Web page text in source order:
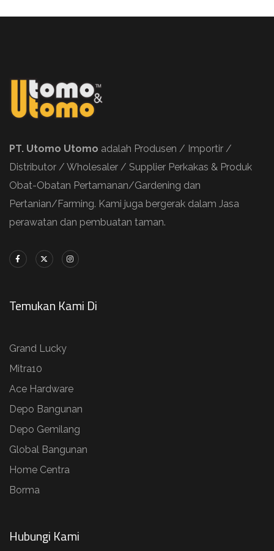
PT. Utomo Utomo adalah Produsen / Importir /
Distributor / Wholesaler / Supplier Perkakas & Produk
Obat-Obatan Pertamanan/Gardening dan
Pertanian/Farming. Kami juga bergerak dalam Jasa
perawatan dan pembuatan taman.
Temukan Kami Di
Grand Lucky
Mitra10
Ace Hardware
Depo Bangunan
Depo Gemilang
Global Bangunan
Home Centra
Borma
Hubungi Kami​